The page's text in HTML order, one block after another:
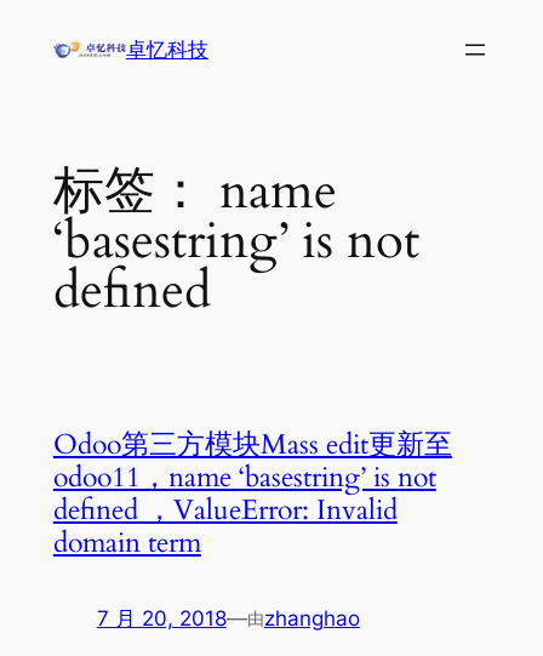
卓忆科技
标签： name
‘basestring’ is not
defined
Odoo第三方模块Mass edit更新至
odoo11，name ‘basestring’ is not
defined ，ValueError: Invalid
domain term
7 月 20, 2018—由zhanghao